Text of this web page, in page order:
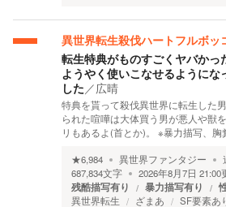
異世界転生殺伐ハートフルボッ
転生特典がものすごくヤバかっ
ようやく使いこなせるように
した／広晴
特典を貰って殺伐異世界に転生した
られた喧嘩は大体買う男が悪人や獣
リもあるよ(首とか)。 ※暴力描写、
★6,984 異世界ファンタジー
687,834文字 2026年8月7日 21:00
残酷描写有り 暴力描写有り
異世界転生 ざまあ SF要素あ